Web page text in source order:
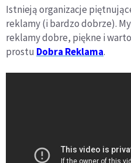
Istnieją organizacje
reklamy (i bardzo dobrze).
reklamy dobre, piękne i
prostu Dobra Reklama.